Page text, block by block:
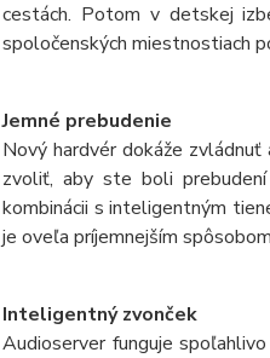
cestách. Potom v detskej
spoločenských miestnostiach
Jemné prebudenie
Nový hardvér dokáže
zvoliť, aby ste boli
kombinácii s inteligentným
je oveľa príjemnejším
Inteligentný zvonček
Audioserver funguje